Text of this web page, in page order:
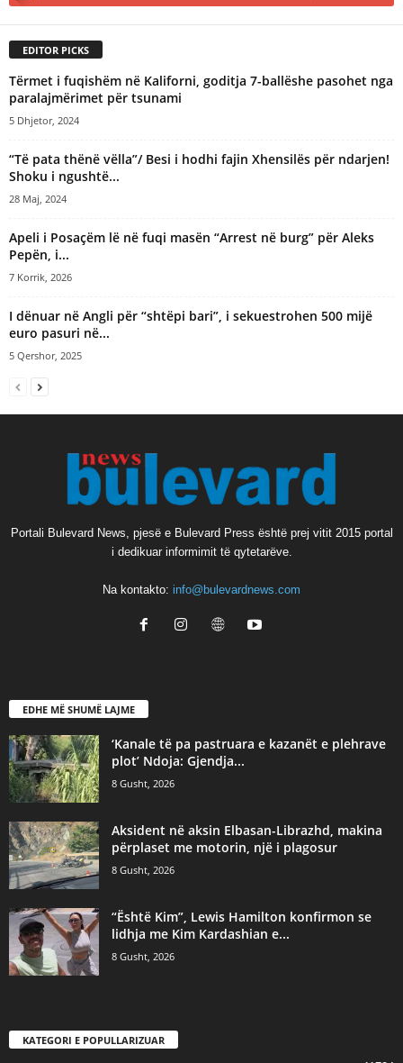
EDITOR PICKS
Tërmet i fuqishëm në Kaliforni, goditja 7-ballëshe pasohet nga
paralajmërimet për tsunami
5 Dhjetor, 2024
“Të pata thënë vëlla”/ Besi i hodhi fajin Xhensilës për ndarjen!
Shoku i ngushtë...
28 Maj, 2024
Apeli i Posaçëm lë në fuqi masën “Arrest në burg” për Aleks
Pepën, i...
7 Korrik, 2026
I dënuar në Angli për “shtëpi bari”, i sekuestrohen 500 mijë
euro pasuri në...
5 Qershor, 2025
Portali Bulevard News, pjesë e Bulevard Press është prej vitit 2015 portal
i dedikuar informimit të qytetarëve.
Na kontakto: info@bulevardnews.com
EDHE MË SHUMË LAJME
‘Kanale të pa pastruara e kazanët e plehrave
plot’ Ndoja: Gjendja...
8 Gusht, 2026
Aksident në aksin Elbasan-Librazhd, makina
përplaset me motorin, një i plagosur
8 Gusht, 2026
“Është Kim”, Lewis Hamilton konfirmon se
lidhja me Kim Kardashian e...
8 Gusht, 2026
KATEGORI E POPULLARIZUAR